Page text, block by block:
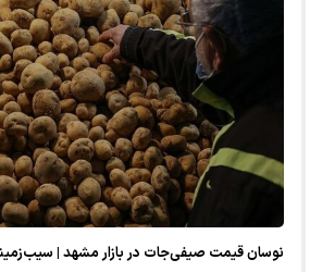
نوسان قیمت صیفی‌جات در بازار مشهد |